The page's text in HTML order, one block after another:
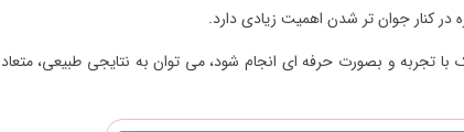
در کنار جوان‌ تر شدن اهمیت زیادی دارد.
تجربه و بصورت حرفه ای انجام شود، می‌ توان به نتایجی طبیعی،